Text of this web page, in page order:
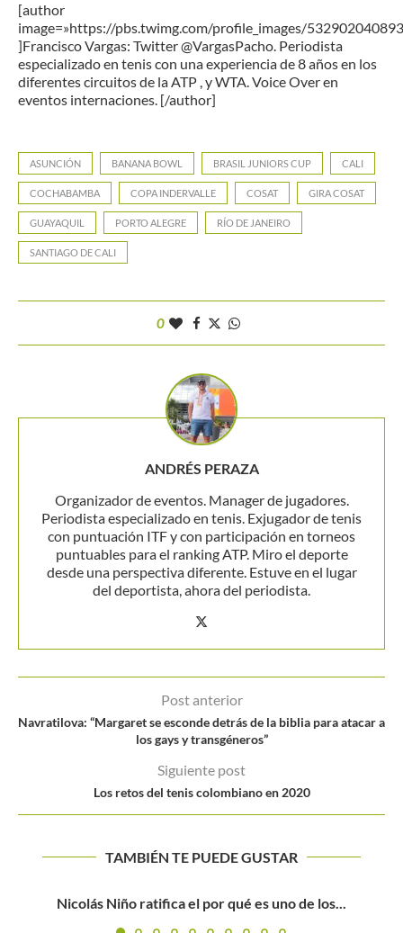
[author
image=»https://pbs.twimg.com/profile_images/
]Francisco Vargas: Twitter @VargasPacho. Periodista
especializado en tenis con una experiencia de 8 años en los
diferentes circuitos de la ATP , y WTA. Voice Over en
eventos internaciones. [/author]
ASUNCIÓN BANANA BOWL BRASIL JUNIORS CUP CALI
COCHABAMBA COPA INDERVALLE COSAT GIRA COSAT
GUAYAQUIL PORTO ALEGRE RÍO DE JANEIRO
SANTIAGO DE CALI
0
ANDRÉS PERAZA
Organizador de eventos. Manager de jugadores.
Periodista especializado en tenis. Exjugador de tenis
con puntuación ITF y con participación en torneos
puntuables para el ranking ATP. Miro el deporte
desde una perspectiva diferente. Estuve en el lugar
del deportista, ahora del periodista.
Post anterior
Navratilova: “Margaret se esconde detrás de la biblia para atacar a
los gays y transgéneros”
Siguiente post
Los retos del tenis colombiano en 2020
TAMBIÉN TE PUEDE GUSTAR